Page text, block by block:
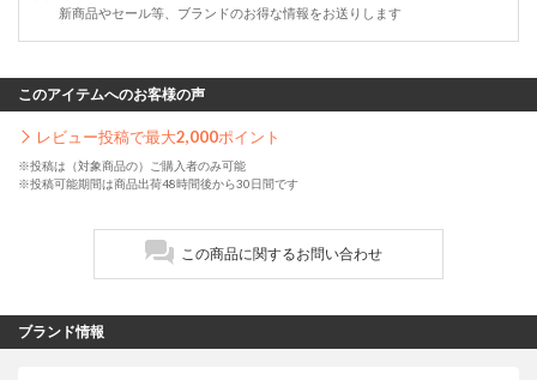
新商品やセール等、ブランドのお得な情報をお送りします
このアイテムへのお客様の声
レビュー投稿で最大2,000ポイント
※投稿は（対象商品の）ご購入者のみ可能
※投稿可能期間は商品出荷48時間後から30日間です
この商品に関するお問い合わせ
ブランド情報